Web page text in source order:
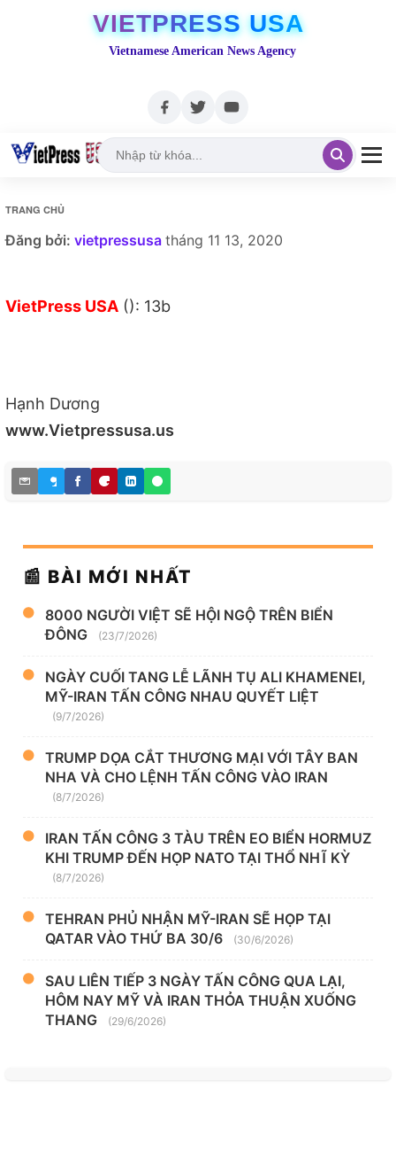
VIETPRESS USA
Vietnamese American News Agency
TRANG CHỦ
Đăng bởi: vietpressusa tháng 11 13, 2020
VietPress USA (): 13b
Hạnh Dương
www.Vietpressusa.us
📰 BÀI MỚI NHẤT
8000 NGƯỜI VIỆT SẼ HỘI NGỘ TRÊN BIỂN
ĐÔNG
(23/7/2026)
NGÀY CUỐI TANG LỄ LÃNH TỤ ALI KHAMENEI,
MỸ-IRAN TẤN CÔNG NHAU QUYẾT LIỆT
(9/7/2026)
TRUMP DỌA CẮT THƯƠNG MẠI VỚI TÂY BAN
NHA VÀ CHO LỆNH TẤN CÔNG VÀO IRAN
(8/7/2026)
IRAN TẤN CÔNG 3 TÀU TRÊN EO BIỂN HORMUZ
KHI TRUMP ĐẾN HỌP NATO TẠI THỔ NHĨ KỲ
(8/7/2026)
TEHRAN PHỦ NHẬN MỸ-IRAN SẼ HỌP TẠI
QATAR VÀO THỨ BA 30/6
(30/6/2026)
SAU LIÊN TIẾP 3 NGÀY TẤN CÔNG QUA LẠI,
HÔM NAY MỸ VÀ IRAN THỎA THUẬN XUỐNG
THANG
(29/6/2026)